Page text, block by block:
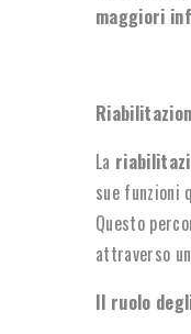
maggiori
La
sue funzioni
Questo
attraverso
Il ruolo